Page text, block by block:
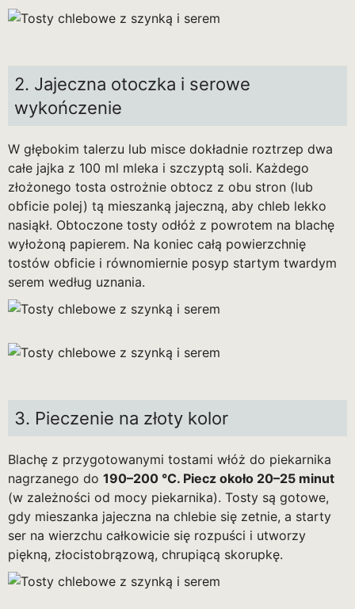
2. Jajeczna otoczka i serowe
wykończenie
W głębokim talerzu lub misce dokładnie roztrzep dwa
całe jajka z 100 ml mleka i szczyptą soli. Każdego
złożonego tosta ostrożnie obtocz z obu stron (lub
obficie polej) tą mieszanką jajeczną, aby chleb lekko
nasiąkł. Obtoczone tosty odłóż z powrotem na blachę
wyłożoną papierem. Na koniec całą powierzchnię
tostów obficie i równomiernie posyp startym twardym
serem według uznania.
3. Pieczenie na złoty kolor
Blachę z przygotowanymi tostami włóż do piekarnika
nagrzanego do 190–200 °C. Piecz około 20–25 minut
(w zależności od mocy piekarnika). Tosty są gotowe,
gdy mieszanka jajeczna na chlebie się zetnie, a starty
ser na wierzchu całkowicie się rozpuści i utworzy
piękną, złocistobrązową, chrupiącą skorupkę.